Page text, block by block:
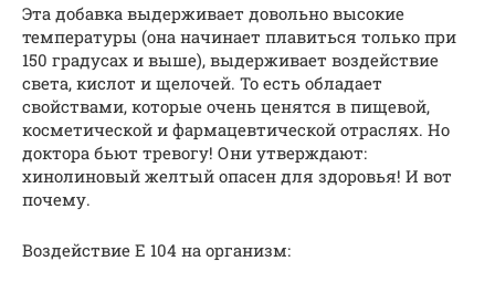
Эта добавка выдерживает довольно высокие
температуры (она начинает плавиться только при
150 градусах и выше), выдерживает воздействие
света, кислот и щелочей. То есть обладает
свойствами, которые очень ценятся в пищевой,
косметической и фармацевтической отраслях. Но
доктора бьют тревогу! Они утверждают:
хинолиновый желтый опасен для здоровья! И вот
почему.
Воздействие Е 104 на организм: